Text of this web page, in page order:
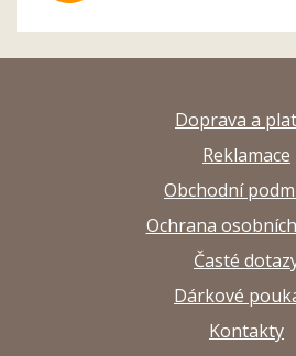
Doprava a
Reklamace
Obchodní
Ochrana
Časté
Dárkové
Kontakty